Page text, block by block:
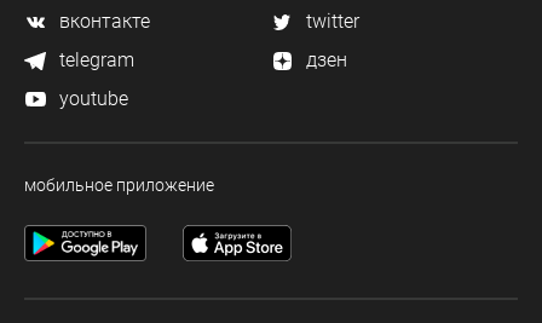
вконтакте
twitter
telegram
дзен
youtube
мобильное приложение